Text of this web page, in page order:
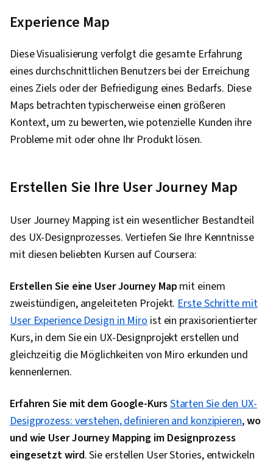
Experience Map
Diese Visualisierung verfolgt die gesamte Erfahrung
eines durchschnittlichen Benutzers bei der Erreichung
eines Ziels oder der Befriedigung eines Bedarfs. Diese
Maps betrachten typischerweise einen größeren
Kontext, um zu bewerten, wie potenzielle Kunden ihre
Probleme mit oder ohne Ihr Produkt lösen.
Erstellen Sie Ihre User Journey Map
User Journey Mapping ist ein wesentlicher Bestandteil
des UX-Designprozesses. Vertiefen Sie Ihre Kenntnisse
mit diesen beliebten Kursen auf Coursera:
Erstellen Sie eine User Journey Map mit einem
zweistündigen, angeleiteten Projekt.Erste Schritte mit
User Experience Design in Miro ist ein praxisorientierter
Kurs, in dem Sie ein UX-Designprojekt erstellen und
gleichzeitig die Möglichkeiten von Miro erkunden und
kennenlernen.
Erfahren Sie mit dem Google-KursStarten Sie den UX-
Desigprozess: verstehen, definieren and konzipieren,wo
und wie User Journey Mapping im Designprozess
eingesetzt wird. Sie erstellen User Stories, entwickeln